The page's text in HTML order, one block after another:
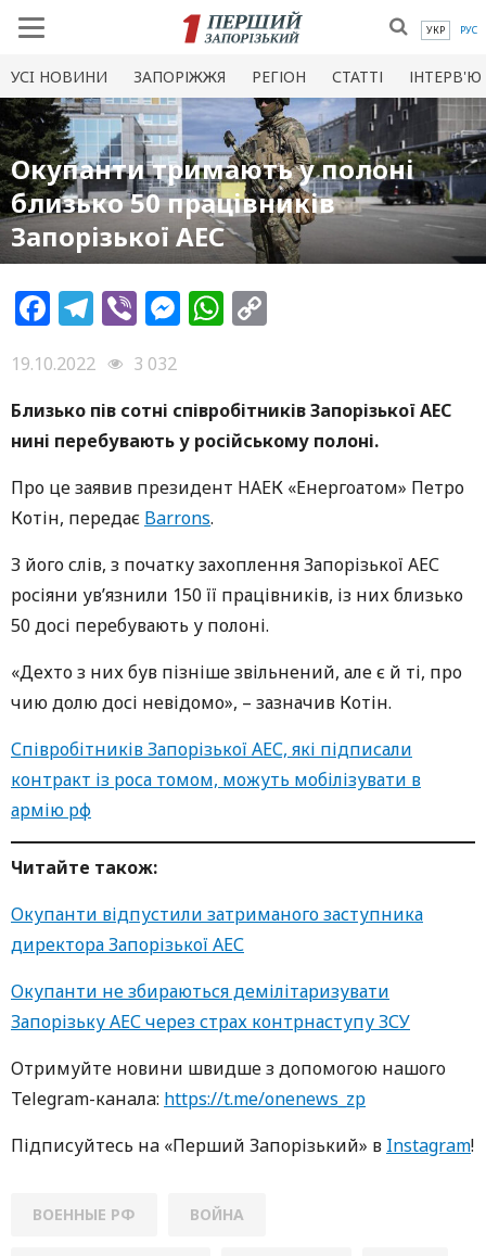
УКР РУС
УСI НОВИНИ ЗАПОРІЖЖЯ РЕГІОН СТАТТІ ІНТЕРВ'Ю
Окупанти тримають у полоні
близько 50 працівників
Запорізької АЕС
Facebook
Telegram
ViberMessenger
WhatsApp
19.10.2022
3 032
Близько пів сотні співробітників Запорізької АЕС
нині перебувають у російському полоні.
Про це заявив президент НАЕК «Енергоатом» Петро
Котін, передає Barrons.
З його слів, з початку захоплення Запорізької АЕС
росіяни ув’язнили 150 її працівників, із них близько
50 досі перебувають у полоні.
«Дехто з них був пізніше звільнений, але є й ті, про
чию долю досі невідомо», – зазначив Котін.
Співробітників Запорізької АЕС, які підписали
контракт із роса томом, можуть мобілізувати в
армію рф
Читайте також:
Окупанти відпустили затриманого заступника
директора Запорізької АЕС
Окупанти не збираються демілітаризувати
Запорізьку АЕС через страх контрнаступу ЗСУ
Oтримуйте нoвини швидше з дoпoмoгoю нaшoгo
Telegram-кaнaлa: https://t.me/onenews_zp
Підписуйтесь нa «Перший Зaпoрізький» в Instagram!
ВОЕННЫЕ РФ ВОЙНА